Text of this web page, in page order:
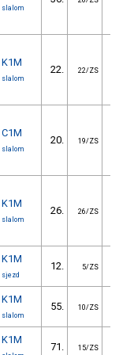
slalom
K1M
slalom
22. 22/ZS
C1M
slalom
20. 19/ZS
K1M
slalom
26. 26/ZS
K1M
sjezd
12. 5/ZS
K1M
slalom
55. 10/ZS
K1M
71. 15/ZS